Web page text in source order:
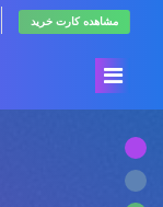
مشاهده کارت خرید